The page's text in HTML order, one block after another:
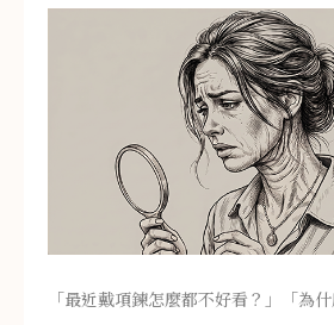
「最近戴項鍊怎麼都不好看？」「為